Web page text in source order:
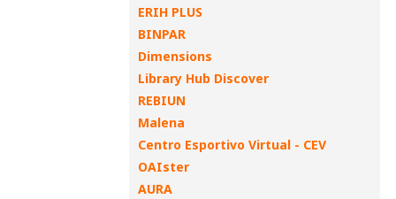
ERIH PLUS
BINPAR
Dimensions
Library Hub Discover
REBIUN
Malena
Centro Esportivo Virtual - CEV
OAIster
AURA